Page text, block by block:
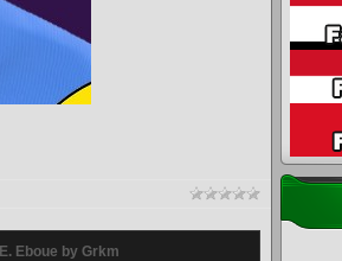
E. Eboue by Grkm